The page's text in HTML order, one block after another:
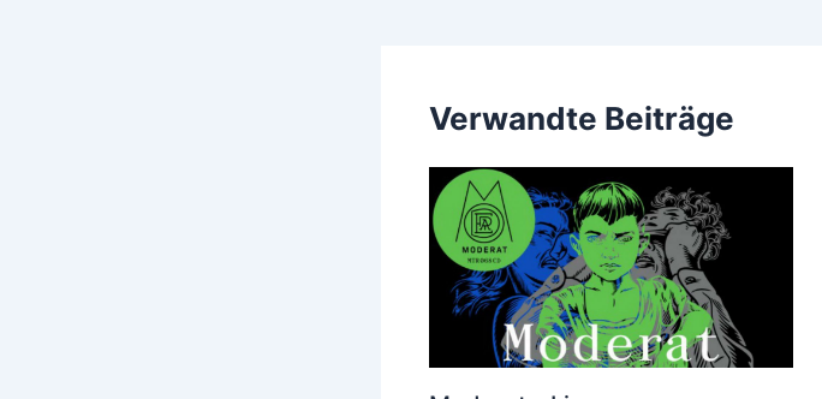
Verwandte Beiträge